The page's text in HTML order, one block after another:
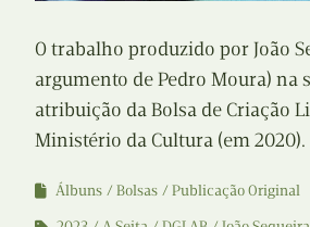
O trabalho produzido por João
argumento de Pedro Moura) na
atribuição da Bolsa de Criação
Ministério da Cultura (em 2020).
Álbuns Bolsas
Publicação Original